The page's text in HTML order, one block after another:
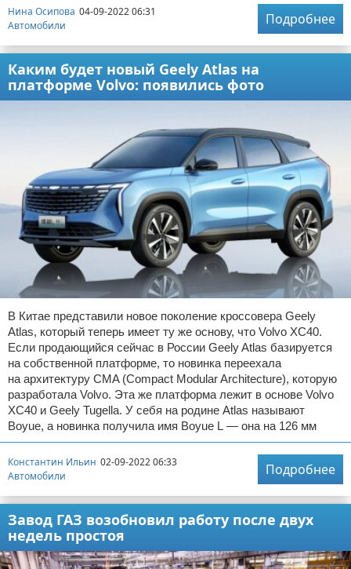
Нина Осипова 04-09-2022 06:31
Автомобили
Подробнее
Каким будет новый Geely Atlas на
платформе Volvo: появились фото
В Китае представили новое поколение кроссовера Geely
Atlas, который теперь имеет ту же основу, что Volvo XC40.
Если продающийся сейчас в России Geely Atlas базируется
на собственной платформе, то новинка переехала
на архитектуру CMA (Compact Modular Architecture), которую
разработала Volvo. Эта же платформа лежит в основе Volvo
XC40 и Geely Tugella. У себя на родине Atlas называют
Boyue, а новинка получила имя Boyue L — она на 126 мм
Константин Ильин 02-09-2022 06:33
Автомобили
Подробнее
Завод ГАЗ возобновил работу после двух
недель простоя